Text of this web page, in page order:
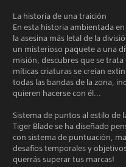
La historia de una traición
En esta historia ambientada
la asesina más letal de la
un misterioso paquete a una
misión, descubres que se
míticas criaturas se creían
todas las bandas de la zona,
quieren hacerse con él...
Sistema de puntos al estilo de
Tiger Blade se ha diseñado
con sistema de puntuación,
desafíos temporales y
querrás superar tus marcas!